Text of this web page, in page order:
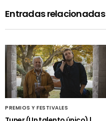
Entradas relacionadas
PREMIOS Y FESTIVALES